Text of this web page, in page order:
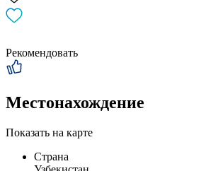
Рекомендовать
Местонахождение
Показать на карте
Страна